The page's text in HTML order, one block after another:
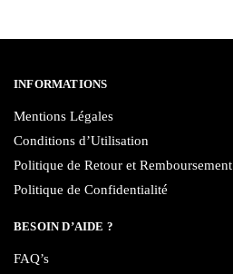
INFORMATIONS
Mentions Légales
Conditions d’Utilisation
Politique de Retour et Remboursement
Politique de Confidentialité
BESOIN D’AIDE ?
FAQ’s